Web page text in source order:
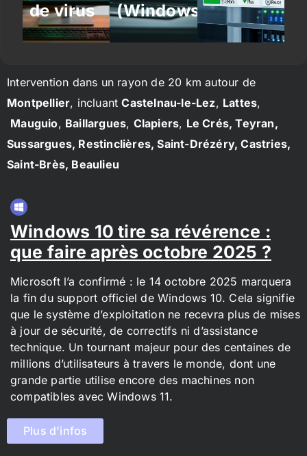
de virus
(Windows/Linux)
Intervention dans un rayon de 20 km autour de
Montpellier, incluantCastelnau-le-Lez, Lattes,
Mauguio, Baillargues, Clapiers, Le Crés, Teyran,
Sussargues, Restinclières, Saint-Drézéry, Castries,
Saint-Brès, Beaulieu
Windows 10 tire sa révérence :
que faire après octobre 2025 ?
Microsoft l’a confirmé : le 14 octobre 2025 marquera
la fin du support officiel de Windows 10. Cela signifie
que le système d’exploitation ne recevra plus de mises
à jour de sécurité, de correctifs ni d’assistance
technique. Un tournant majeur pour des centaines de
millions d’utilisateurs à travers le monde, dont une
grande partie utilise encore des machines non
compatibles avec Windows 11.
Plus d'infos